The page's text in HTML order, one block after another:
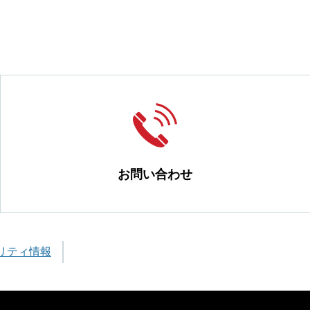
お問い合わせ
ティ情報